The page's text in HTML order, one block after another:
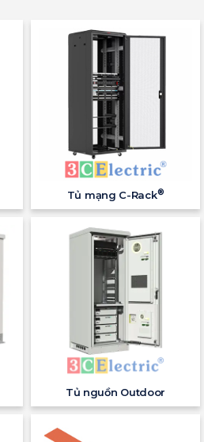
Tủ mạng C-Rack®
Tủ nguồn Outdoor